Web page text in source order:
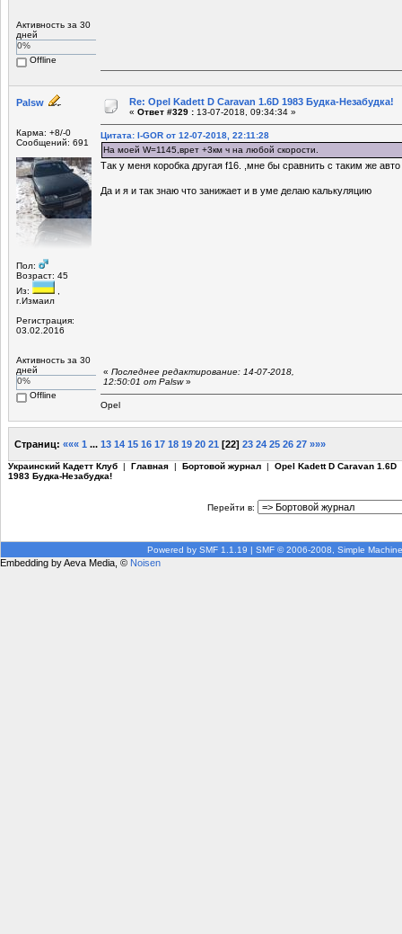
Активность за 30
дней
0%
Offline
Palsw
Карма: +8/-0
Сообщений: 691
Пол:
Возраст: 45
Из:
г.Измаил
Регистрация:
03.02.2016
Активность за 30
дней
0%
Offline
Re: Opel Kadett D Caravan 1.6D 1983 Будка-Незабудка!
« Ответ #329 : 13-07-2018, 09:34:34 »
Цитата: I-GOR от 12-07-2018, 22:11:28
На моей W=1145,врет +3км ч на любой скорости.
Так у меня коробка другая f16. ,мне бы сравнить с таким же авто
Да и я и так знаю что занижает и в уме делаю калькуляцию
« Последнее редактирование: 14-07-2018,
12:50:01 от Palsw»
Opel
Страниц: ««« 1 ... 13 14 15 16 17 18 19 20 21 [22] 23 24 25 26 27 »»»
Украинский Кадетт Клуб | Главная | Бортовой журнал | Opel Kadett D Caravan 1.6D
1983 Будка-Незабудка!
Перейти в:
Powered by SMF 1.1.19 | SMF © 2006-2008, Simple
Embedding by Aeva Media, © Noisen